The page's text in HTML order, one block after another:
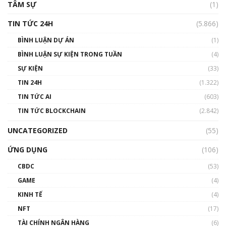
TÂM SỰ
(1)
TIN TỨC 24H
(5.866)
BÌNH LUẬN DỰ ÁN
(1)
BÌNH LUẬN SỰ KIỆN TRONG TUẦN
(4)
SỰ KIỆN
(33)
TIN 24H
(1.322)
TIN TỨC AI
(603)
TIN TỨC BLOCKCHAIN
(2.842)
UNCATEGORIZED
(55)
ỨNG DỤNG
(106)
CBDC
(53)
GAME
(4)
KINH TẾ
(4)
NFT
(17)
TÀI CHÍNH NGÂN HÀNG
(6)